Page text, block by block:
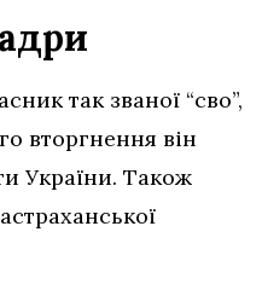
так званої “сво”,
вторгнення він
України. Також